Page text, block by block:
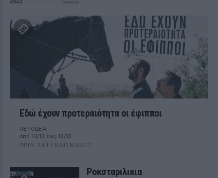
Εδώ έχουν προτεραιότητα οι έφιπποι
ΠΕΡΙΟΔΕΙΑ
από 10/12 έως 12/12
ΠΡΙΝ 244 ΕΒΔΟΜΆΔΕΣ
Ροκσταριλικια